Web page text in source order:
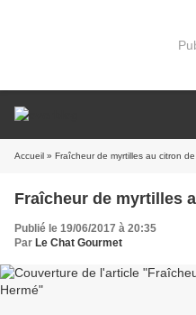
Accueil » Fraîcheur de myrtilles au citron de
Fraîcheur de myrtilles
Publié le 19/06/2017 à 20:35
Par Le Chat Gourmet